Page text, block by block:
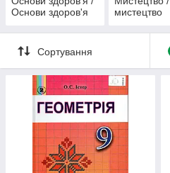
Основи здоров'я
мистецтво
Сортування